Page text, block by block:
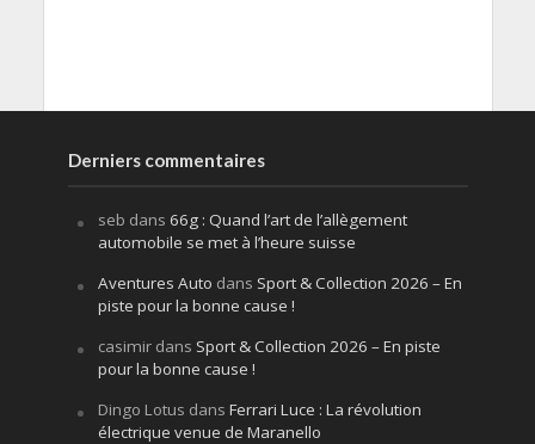
Derniers commentaires
seb dans 66g : Quand l’art de l’allègement
automobile se met à l’heure suisse
Aventures Auto dans Sport & Collection 2026 – En
piste pour la bonne cause !
casimirdans Sport & Collection 2026 – En piste
pour la bonne cause !
Dingo Lotus dans Ferrari Luce : La révolution
électrique venue de Maranello